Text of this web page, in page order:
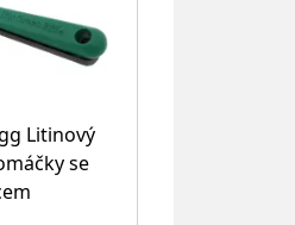
Litinový
se